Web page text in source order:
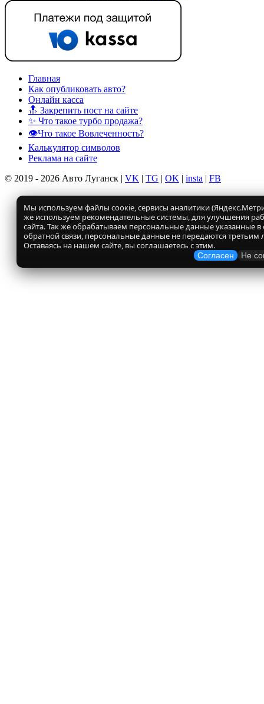
Главная
Как опубликовать авто?
Онлайн касса
🔝 Закрепить пост на сайте
✨ Что такое турбо продажа?
👁️Что такое Вовлеченность?
Калькулятор символов
Реклама на сайте
© 2019 - 2026 Авто Луганск | VK | TG | OK | insta | FB
Мы используем файлы соокіе, сервисы аналитики
же используем рекомендательные системы, для улучшения
сайта. Так же обрабатываем персональные данные указанные
обратной связи, персональные данные не передаются третьим
Оставаясь на нашем сайте, вы соглашаетесь с этим.
Согласен Не